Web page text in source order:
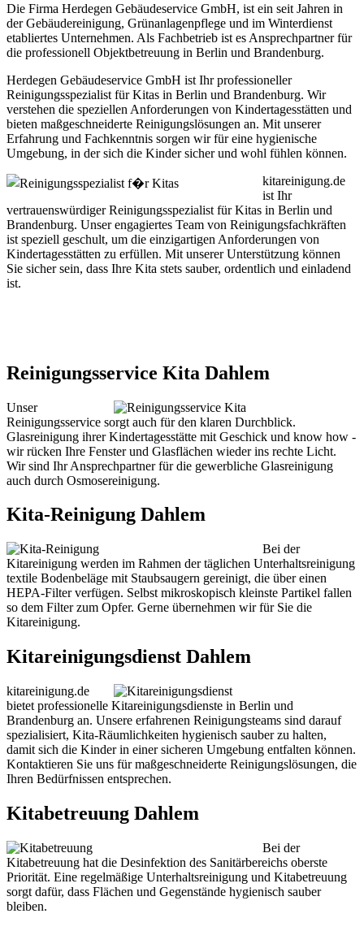
Die Firma Herdegen Gebäudeservice GmbH, ist ein seit Jahren in
der Gebäudereinigung, Grünanlagenpflege und im Winterdienst
etabliertes Unternehmen. Als Fachbetrieb ist es Ansprechpartner für
die professionell Objektbetreuung in Berlin und Brandenburg.
Herdegen Gebäudeservice GmbH ist Ihr professioneller
Reinigungsspezialist für Kitas in Berlin und Brandenburg. Wir
verstehen die speziellen Anforderungen von Kindertagesstätten und
bieten maßgeschneiderte Reinigungslösungen an. Mit unserer
Erfahrung und Fachkenntnis sorgen wir für eine hygienische
Umgebung, in der sich die Kinder sicher und wohl fühlen können.
kitareinigung.de
ist Ihr
vertrauenswürdiger Reinigungsspezialist für Kitas in Berlin und
Brandenburg. Unser engagiertes Team von Reinigungsfachkräften
ist speziell geschult, um die einzigartigen Anforderungen von
Kindertagesstätten zu erfüllen. Mit unserer Unterstützung können
Sie sicher sein, dass Ihre Kita stets sauber, ordentlich und einladend
ist.
Reinigungsservice Kita Dahlem
Unser
Reinigungsservice sorgt auch für den klaren Durchblick.
Glasreinigung ihrer Kindertagesstätte mit Geschick und know how -
wir rücken Ihre Fenster und Glasflächen wieder ins rechte Licht.
Wir sind Ihr Ansprechpartner für die gewerbliche Glasreinigung
auch durch Osmosereinigung.
Kita-Reinigung Dahlem
Bei der
Kitareinigung werden im Rahmen der täglichen Unterhaltsreinigung
textile Bodenbeläge mit Staubsaugern gereinigt, die über einen
HEPA-Filter verfügen. Selbst mikroskopisch kleinste Partikel fallen
so dem Filter zum Opfer. Gerne übernehmen wir für Sie die
Kitareinigung.
Kitareinigungsdienst Dahlem
kitareinigung.de
bietet professionelle Kitareinigungsdienste in Berlin und
Brandenburg an. Unsere erfahrenen Reinigungsteams sind darauf
spezialisiert, Kita-Räumlichkeiten hygienisch sauber zu halten,
damit sich die Kinder in einer sicheren Umgebung entfalten können.
Kontaktieren Sie uns für maßgeschneiderte Reinigungslösungen, die
Ihren Bedürfnissen entsprechen.
Kitabetreuung Dahlem
Bei der
Kitabetreuung hat die Desinfektion des Sanitärbereichs oberste
Priorität. Eine regelmäßige Unterhaltsreinigung und Kitabetreuung
sorgt dafür, dass Flächen und Gegenstände hygienisch sauber
bleiben.